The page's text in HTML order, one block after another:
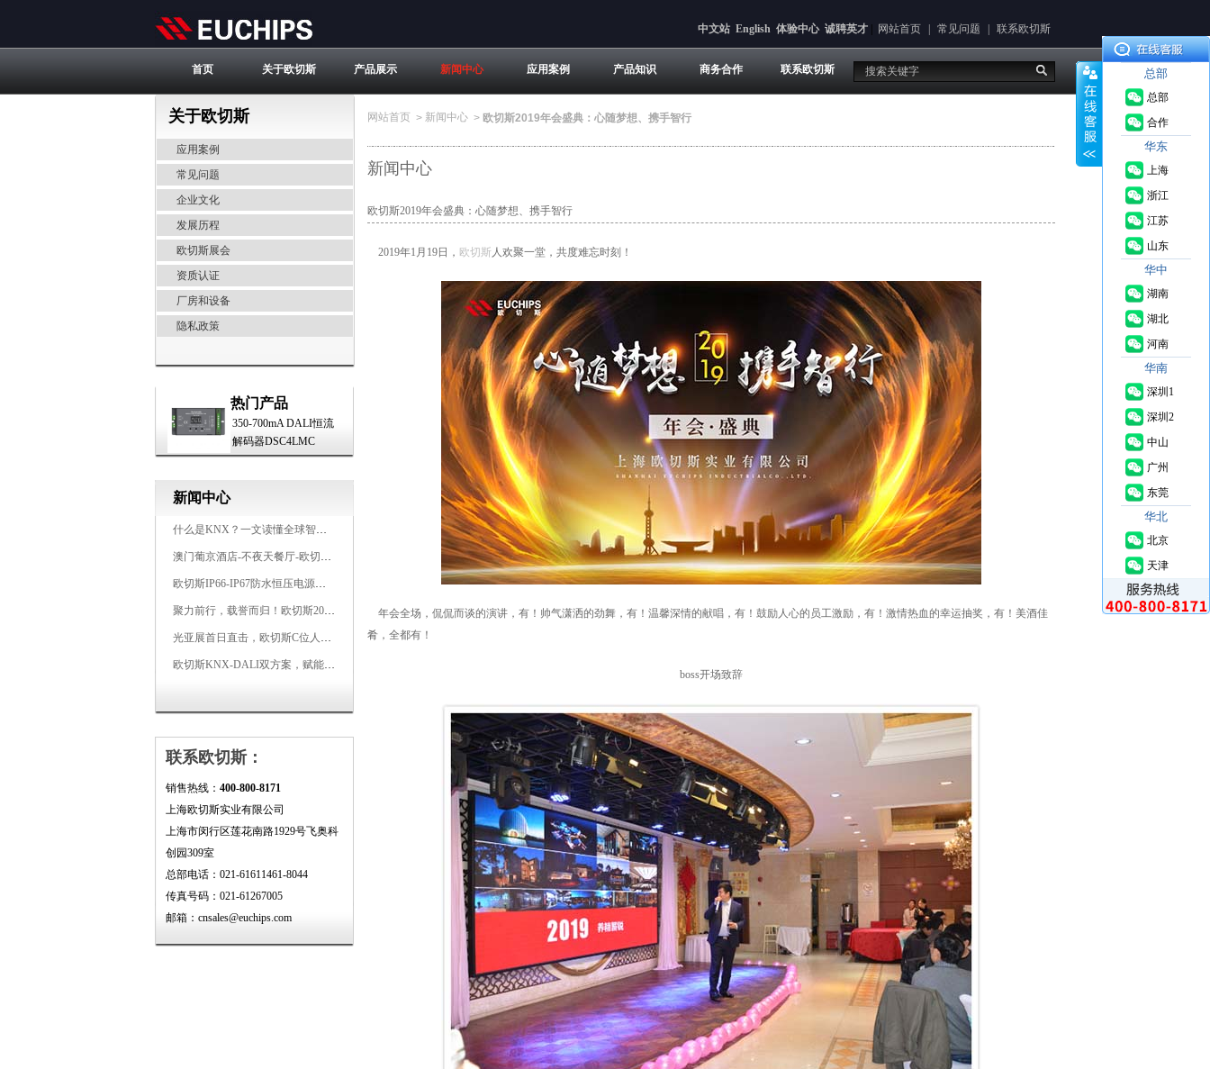
中文站 English 体验中心 诚聘英才 网站首页 常见问题 联系欧切斯
首页 关于欧切斯 产品展示 新闻中心 应用案例 产品知识 商务合作 联系欧切斯
关于欧切斯
应用案例
常见问题
企业文化
发展历程
欧切斯展会
资质认证
厂房和设备
隐私政策
热门产品
350-700mA DALI恒流
解码器DSC4LMC
新闻中心
什么是KNX？一文读懂全球智能建筑控制标准
澳门葡京酒店-不夜天餐厅-欧切斯KNX智能控制系统打造高端智慧空间
欧切斯IP66-IP67防水恒压电源，无惧风雨，智稳如一
聚力前行，载誉而归！欧切斯2026光亚展完美收官
光亚展首日直击，欧切斯C位人气爆棚-双奖加冕，实力再出圈
欧切斯KNX-DALI双方案，赋能广州有马空间日式轻奢静谧之光
联系欧切斯：
销售热线： 400-800-8171
上海欧切斯实业有限公司
上海市闵行区莲花南路1929号飞奥科
创园309室
总部电话：021-61611461-8044
传真号码：021-61267005
邮箱：cnsales@euchips.com
网站首页 > 新闻中心 > 欧切斯2019年会盛典：心随梦想、携手智行
新闻中心
欧切斯2019年会盛典：心随梦想、携手智行
2019年1月19日， 欧切斯人欢聚一堂，共度难忘时刻！
年会全场，侃侃而谈的演讲，有！帅气潇洒的劲舞，有！温馨深情的献唱，有！鼓励人心的员工激励，有！激情热血的幸运抽奖，有！美酒佳
肴，全都有！
boss开场致辞
总部
总部
合作
华东
上海
浙江
江苏
山东
华中
湖南
湖北
河南
华南
深圳1
深圳2
中山
广州
东莞
华北
北京
天津